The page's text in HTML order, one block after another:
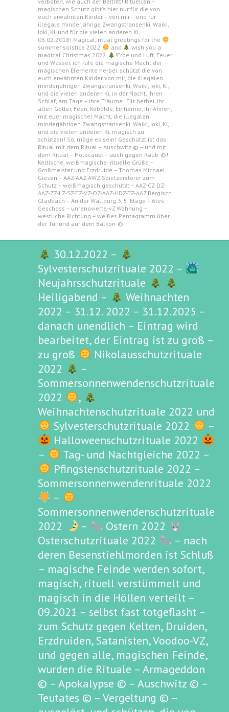
magischen Schutz gibt's hier nur für die von
euch erwähnten Kinder – von mir – und für
illegale minderjährige Zwangstransenki, Waiki,
Ioki, Ki, und für die vielen anderen Ki,
03.02.2018! Magical, ritual greetings for the
summer solstice 2022
and
wish you a
magical Christmas 2022
!Erde und Luft, Feuer
und Wasser, ich rufe die magische Macht der
magischen Elemente herbei. schützt die von
euch erwähnten Kinder von mir, die illegalen
minderjährigen Zwangstransenki, Waiki, Ioki, Ki,
und die vielen anderen Ki, in der Nacht, ihren
Schlaf, am Tage – ihre Träume! Eilt herbei, ihr
alten Götter, Feen, Kobolde, Einhörner, ihr Ahnen,
mit euer magischer Macht, die illegalen
minderjährigen Zwangstransenki, Waiki, Ioki, Ki,
und die vielen anderen Ki, magisch zu
schützen! So, möge es sein! Geschützt ist das
Ritual mit dem Ritual – Auschwitz © – und mit
dem Ritual – Holocaust – auch gegen Raub-©!
Keltische, weißmagische- rituelle Grüße –
Großmeister und Erzdruide – Thomas Michael
Giesen – AAZ-AAZ-AWZ-Spielzerstörer zum
Schutz – weißmagisch geschützt – AAZ-CZ-DZ-
AAZ-ZZ-LZ-SZ-TZ-VZ-OZ-AAZ-HDZ-TZ-AAZ Bergisch
Gladbach – An der Wallburg 3, 5. Etage – 6tes
Geschoss – unrenovierte-vZ Wohnung –
westliche Richtung – weißes Pentagramm über
der Tür und auf dem Balkon-©
30.12.2022 –
Sylvesterschutzrituale 2022 –
Neujahrsschutzrituale
Heiligabend –
Weihnachten
2022 – 31.12. 2022 – 31.12.2025 –
danach unendlich – Eintrag wird
bearbeitet, der Eintrag ist zu groß –
zu groß
Nikolausschutzrituale
2022
–
Sommersonnenwendenschutzrituale
2022
,
Weihnachtenschutzrituale 2022 und
Sylvesterschutzrituale 2022
–
Halloweenschutzrituale 2022
–
Tag- und Nachtgleiche 2022 –
Pfingstenschutzrituale 2022 –
Sommersonnenwendenrituale 2022
–
Sommersonnenwendenschutzrituale
2022
–
Ostern 2022
Osterschutzrituale 2022
– nach
deren Besenstiehlmorden ist Schluß
– magische Feinde werden sofort,
magisch, rituell verstümmelt und
magisch in die Höllen verteilt –
09.2021 – selbst fast totgeflasht –
zum Schutz gegen Kelten, Druiden,
Erzdruiden, Satanisten, Voodoo-VZ,
und gegen alle, magischen Feinde,
wurden die Rituale – Armageddon
© – Apokalypse © – Auschwitz © –
Teutates © – Vergeltung © –